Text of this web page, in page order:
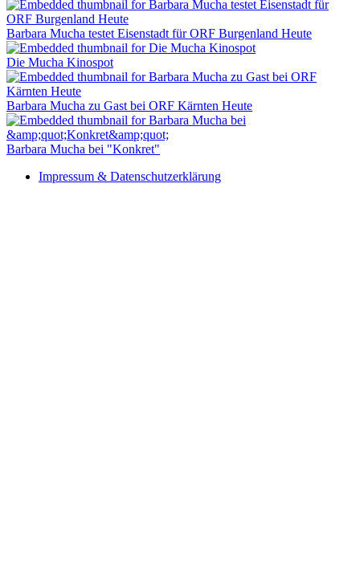
Barbara Mucha testet Eisenstadt für ORF Burgenland Heute
Die Mucha Kinospot
Barbara Mucha zu Gast bei ORF Kärnten Heute
Barbara Mucha bei "Konkret"
Impressum & Datenschutzerklärung